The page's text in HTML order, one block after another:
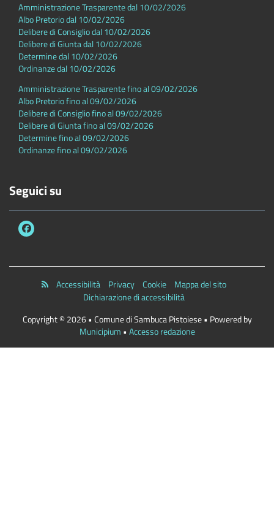
Amministrazione Trasparente dal 10/02/2026
Albo Pretorio dal 10/02/2026
Delibere di Consiglio dal 10/02/2026
Delibere di Giunta dal 10/02/2026
Determine dal 10/02/2026
Ordinanze dal 10/02/2026
Amministrazione Trasparente fino al 09/02/2026
Albo Pretorio fino al 09/02/2026
Delibere di Consiglio fino al 09/02/2026
Delibere di Giunta fino al 09/02/2026
Determine fino al 09/02/2026
Ordinanze fino al 09/02/2026
Seguici su
Accessibilità Privacy Cookie
Mappa del sito
Dichiarazione di accessibilità
Copyright © 2026 • Comune di Sambuca Pistoiese • Powered by
Municipium • Accesso redazione